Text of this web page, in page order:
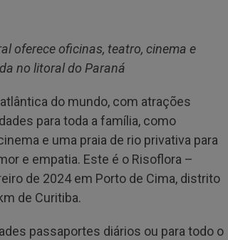
oferece oficinas, teatro, cinema e
no litoral do Paraná
do mundo, com atrações
para toda a família, como
e uma praia de rio privativa para
e empatia. Este é o Risoflora –
de 2024 em Porto de Cima, distrito
de Curitiba.
passaportes diários ou para todo o